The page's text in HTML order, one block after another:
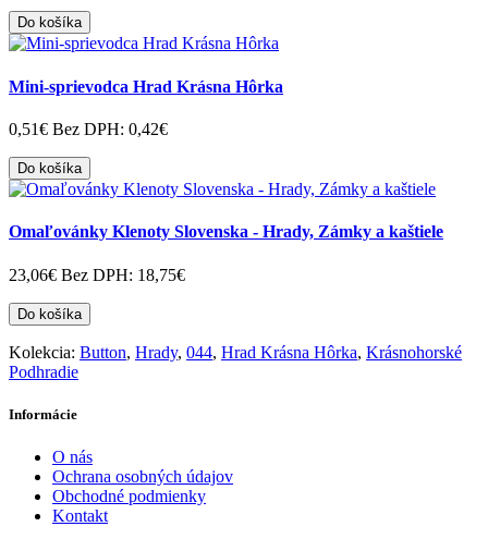
Do košíka
Mini-sprievodca Hrad Krásna Hôrka
0,51€ Bez DPH: 0,42€
Do košíka
Omaľovánky Klenoty Slovenska - Hrady, Zámky a kaštiele
23,06€ Bez DPH: 18,75€
Do košíka
Kolekcia: Button, Hrady, 044, Hrad Krásna Hôrka, Krásnohorské
Podhradie
Informácie
O nás
Ochrana osobných údajov
Obchodné podmienky
Kontakt